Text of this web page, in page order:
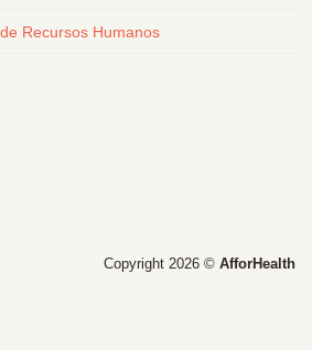
Recursos Humanos
Copyright 2026 © AfforHealth